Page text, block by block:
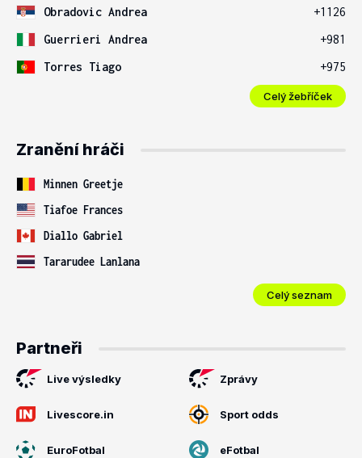
Obradovic Andrea
+1126
Guerrieri Andrea
+981
Torres Tiago
+975
Celý žebříček
Zranění hráči
Minnen Greetje
Tiafoe Frances
Diallo Gabriel
Tararudee Lanlana
Celý seznam
Partneři
Live výsledky Zprávy
Livescore.in Sport odds
EuroFotbal eFotbal